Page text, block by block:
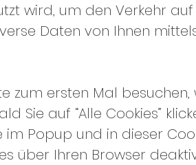
wird, um den Verkehr
Daten von Ihnen
zum ersten Mal
Sie auf “Alle Cookies”
im Popup und in dieser
über Ihren Browser